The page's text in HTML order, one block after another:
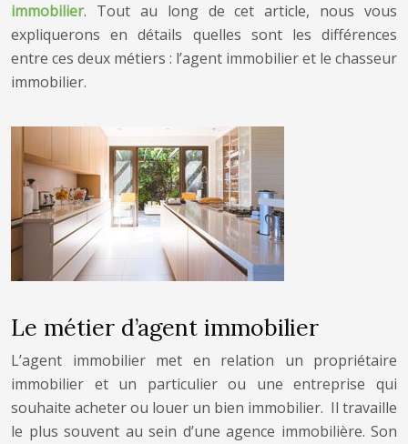
immobilier. Tout au long de cet article, nous vous
expliquerons en détails quelles sont les différences
entre ces deux métiers : l’agent immobilier et le chasseur
immobilier.
Le métier d’agent immobilier
L’agent immobilier met en relation un propriétaire
immobilier et un particulier ou une entreprise qui
souhaite acheter ou louer un bien immobilier. Il travaille
le plus souvent au sein d’une agence immobilière. Son